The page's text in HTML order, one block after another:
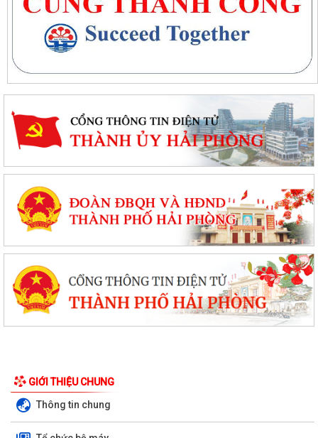
GIỚI THIỆU CHUNG
Thông tin chung
Phường Tứ Minh đẩy mạnh khai thác tài liệu số và Chatbox AI trợ giúp
pháp luật
Chủ động phòng, chống sốt xuất huyết – bảo vệ sức khỏe gia đình và